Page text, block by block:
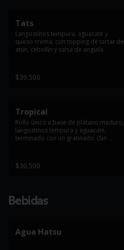
Tats
Langostinos tempura, aguacate y
queso crema, con topping de tartar de
atún, cebollín y salsa de anguila.
$39.500
Tropical
Rollo único a base de plátano maduro,
langostinos tempura y aguacate,
terminado con un gratinado. (Sin
$30.500
Bebidas
Agua Hatsu